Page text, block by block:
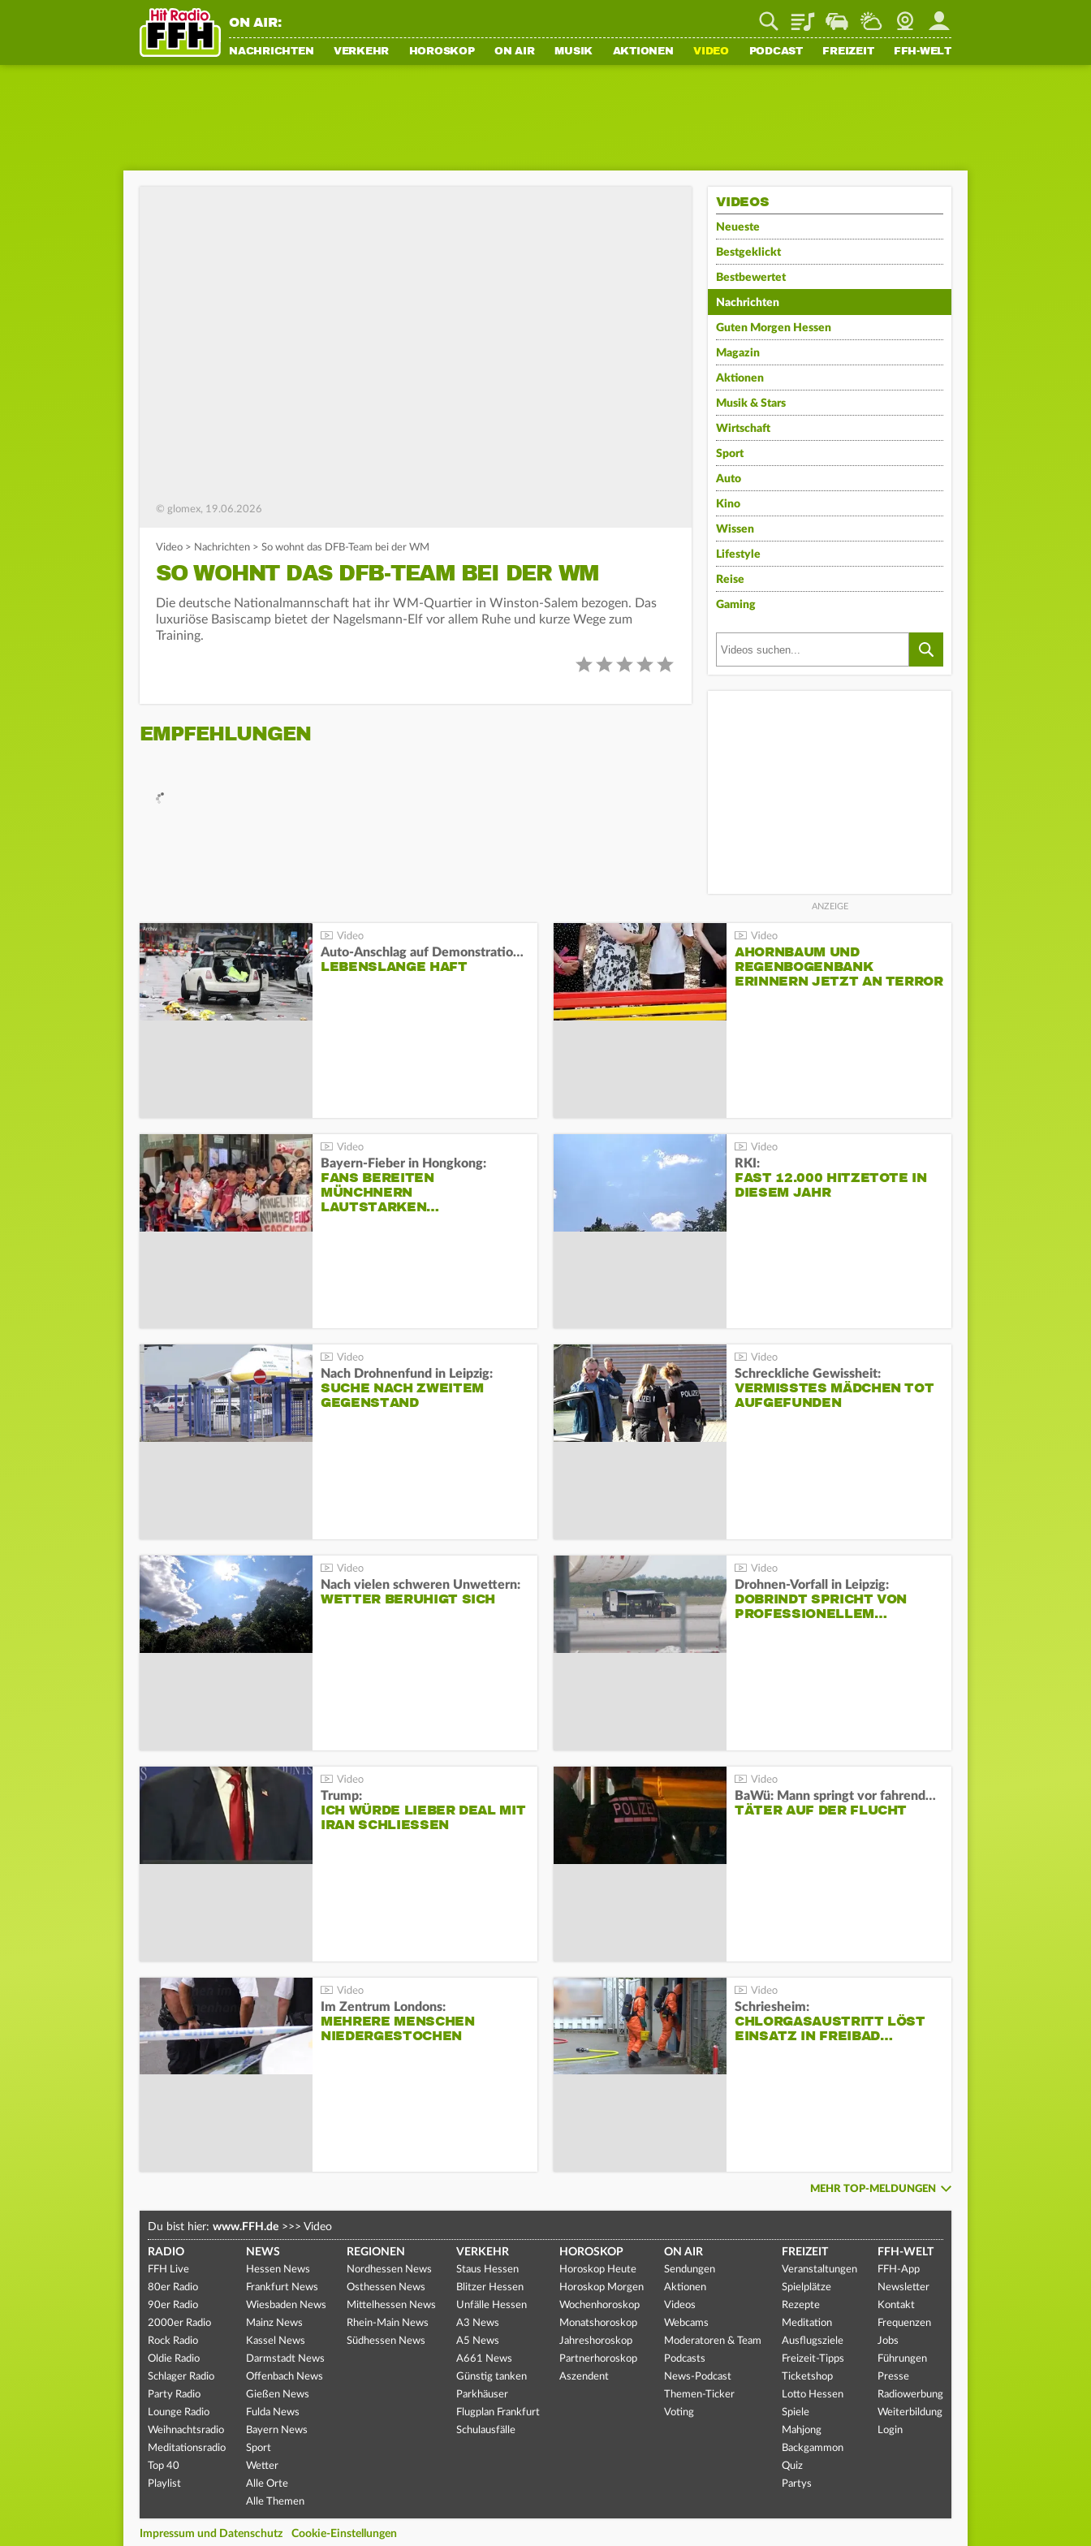
ON AIR: PlaylistStaupilotWetterWebcamMein FFH
NACHRICHTEN VERKEHR HOROSKOP ON AIR MUSIK AKTIONEN VIDEO PODCAST FREIZEIT FFH-WELT
© glomex, 19.06.2026
Video > Nachrichten > So wohnt das DFB-Team bei der WM
SO WOHNT DAS DFB-TEAM BEI DER WM
Die deutsche Nationalmannschaft hat ihr WM-Quartier in Winston-Salem bezogen. Das
luxuriöse Basiscamp bietet der Nagelsmann-Elf vor allem Ruhe und kurze Wege zum
Training.
EMPFEHLUNGEN
VIDEOS
Neueste
Bestgeklickt
Bestbewertet
Nachrichten
Guten Morgen Hessen
Magazin
Aktionen
Musik & Stars
Wirtschaft
Sport
Auto
Kino
Wissen
Lifestyle
Reise
Gaming
Auto-Anschlag auf Demonstration in München:
LEBENSLANGE HAFT
AHORNBAUM UND
REGENBOGENBANK
ERINNERN JETZT AN TERROR
Bayern-Fieber in Hongkong:
FANS BEREITEN
MÜNCHNERN
LAUTSTARKEN…
RKI:
FAST 12.000 HITZETOTE IN
DIESEM JAHR
Nach Drohnenfund in Leipzig:
SUCHE NACH ZWEITEM
GEGENSTAND
Schreckliche Gewissheit:
VERMISSTES MÄDCHEN TOT
AUFGEFUNDEN
Nach vielen schweren Unwettern:
WETTER BERUHIGT SICH
Drohnen-Vorfall in Leipzig:
DOBRINDT SPRICHT VON
PROFESSIONELLEM…
Trump:
ICH WÜRDE LIEBER DEAL MIT
IRAN SCHLIESSEN
BaWü: Mann springt vor fahrendes Auto und schießt
TÄTER AUF DER FLUCHT
Im Zentrum Londons:
MEHRERE MENSCHEN
NIEDERGESTOCHEN
Schriesheim:
CHLORGASAUSTRITT LÖST
EINSATZ IN FREIBAD…
MEHR TOP-MELDUNGEN
Du bist hier: www.FFH.de >>> Video
RADIO
FFH Live
80er Radio
90er Radio
2000er Radio
Rock Radio
Oldie Radio
Schlager Radio
Party Radio
Lounge Radio
Weihnachtsradio
Meditationsradio
Top 40
Playlist
NEWS
Hessen News
Frankfurt News
Wiesbaden News
Mainz News
Kassel News
Darmstadt News
Offenbach News
Gießen News
Fulda News
Bayern News
Sport
Wetter
Alle Orte
Alle Themen
REGIONEN
Nordhessen News
Osthessen News
Mittelhessen News
Rhein-Main News
Südhessen News
VERKEHR
Staus Hessen
Blitzer Hessen
Unfälle Hessen
A3 News
A5 News
A661 News
Günstig tanken
Parkhäuser
Flugplan Frankfurt
Schulausfälle
HOROSKOP
Horoskop Heute
Horoskop Morgen
Wochenhoroskop
Monatshoroskop
Jahreshoroskop
Partnerhoroskop
Aszendent
ON AIR
Sendungen
Aktionen
Videos
Webcams
Moderatoren & Team
Podcasts
News-Podcast
Themen-Ticker
Voting
FREIZEIT
Veranstaltungen
Spielplätze
Rezepte
Meditation
Ausflugsziele
Freizeit-Tipps
Ticketshop
Lotto Hessen
Spiele
Mahjong
Backgammon
Quiz
Partys
FFH-WELT
FFH-App
Newsletter
Kontakt
Frequenzen
Jobs
Führungen
Presse
Radiowerbung
Weiterbildung
Login
Impressum und Datenschutz Cookie-Einstellungen